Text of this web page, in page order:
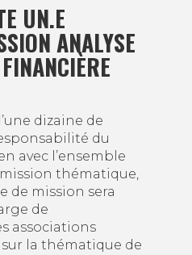
UN.E
ANALYSE
dizaine de
du
avec l’ensemble
thématique,
de mission sera
de
associations
la thématique de